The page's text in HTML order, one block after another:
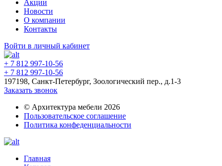
Акции
Новости
О компании
Контакты
Войти в личный кабинет
+ 7 812 997-10-56
+ 7 812 997-10-56
197198, Санкт-Петербург, Зоологический пер., д.1-3
Заказать звонок
© Архитектура мебели 2026
Пользовательское соглашение
Политика конфеденциальности
Главная